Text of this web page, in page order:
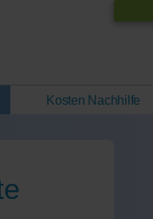
Kosten Nachhilfe